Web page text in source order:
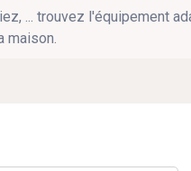
... trouvez l'équipement
maison.